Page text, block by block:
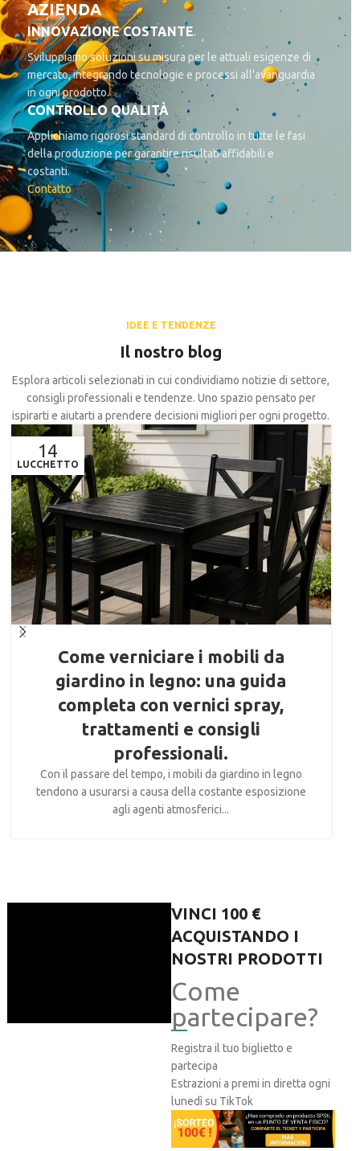
AZIENDA
INNOVAZIONE COSTANTE
Sviluppiamo soluzioni su misura per le attuali esigenze di
mercato, integrando tecnologie e processi all'avanguardia
in ogni prodotto.
CONTROLLO QUALITÀ
Applichiamo rigorosi standard di controllo in tutte le fasi
della produzione per garantire risultati affidabili e
costanti.
Contatto
IDEE E TENDENZE
Il nostro blog
Esplora articoli selezionati in cui condividiamo notizie di settore,
consigli professionali e tendenze. Uno spazio pensato per
ispirarti e aiutarti a prendere decisioni migliori per ogni progetto.
14
LUCCHETTO
Come verniciare i mobili da
giardino in legno: una guida
completa con vernici spray,
trattamenti e consigli
professionali.
Con il passare del tempo, i mobili da giardino in legno
tendono a usurarsi a causa della costante esposizione
agli agenti atmosferici...
VINCI 100 €
ACQUISTANDO I
NOSTRI PRODOTTI
Come
partecipare?
Registra il tuo biglietto e
partecipa
Estrazioni a premi in diretta ogni
lunedì su TikTok